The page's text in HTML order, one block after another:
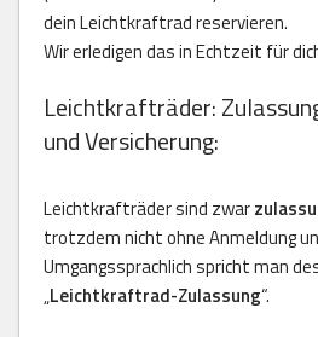
dein Leichtkraftrad reservieren.
Wir erledigen das in Echtzeit für
Leichtkrafträder:
und Versicherung:
Leichtkrafträder sind zwar
trotzdem nicht ohne Anmeldung
Umgangssprachlich spricht man
„Leichtkraftrad-Zulassung“.